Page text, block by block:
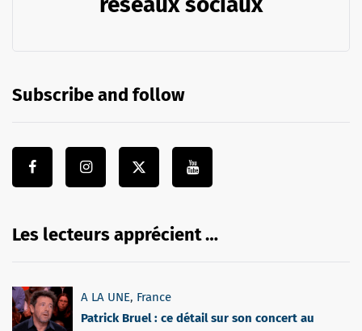
Subscribe and follow
Les lecteurs apprécient …
A LA UNE, France
Patrick Bruel : ce détail sur son concert au